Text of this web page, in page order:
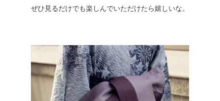
ぜひ見るだけでも楽しんでいただけたら嬉しいな。